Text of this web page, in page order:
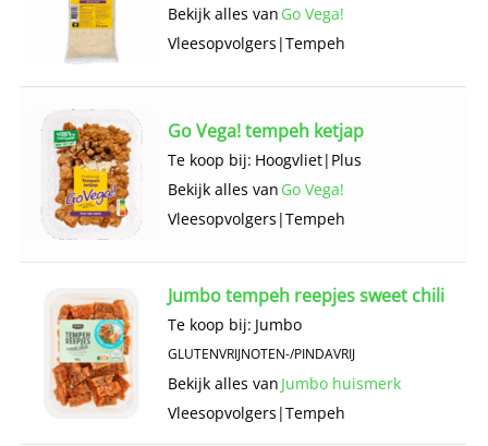
Bekijk alles van Go Vega!
Vlees­opvolgers |Tempeh
Go Vega! tempeh ketjap
Te koop bij: Hoogvliet| Plus
Bekijk alles van Go Vega!
Vlees­opvolgers |Tempeh
Jumbo tempeh reepjes sweet chili
Te koop bij: Jumbo
GLUTENVRIJNOTEN-/PINDAVRIJ
Bekijk alles van Jumbo huismerk
Vlees­opvolgers |Tempeh